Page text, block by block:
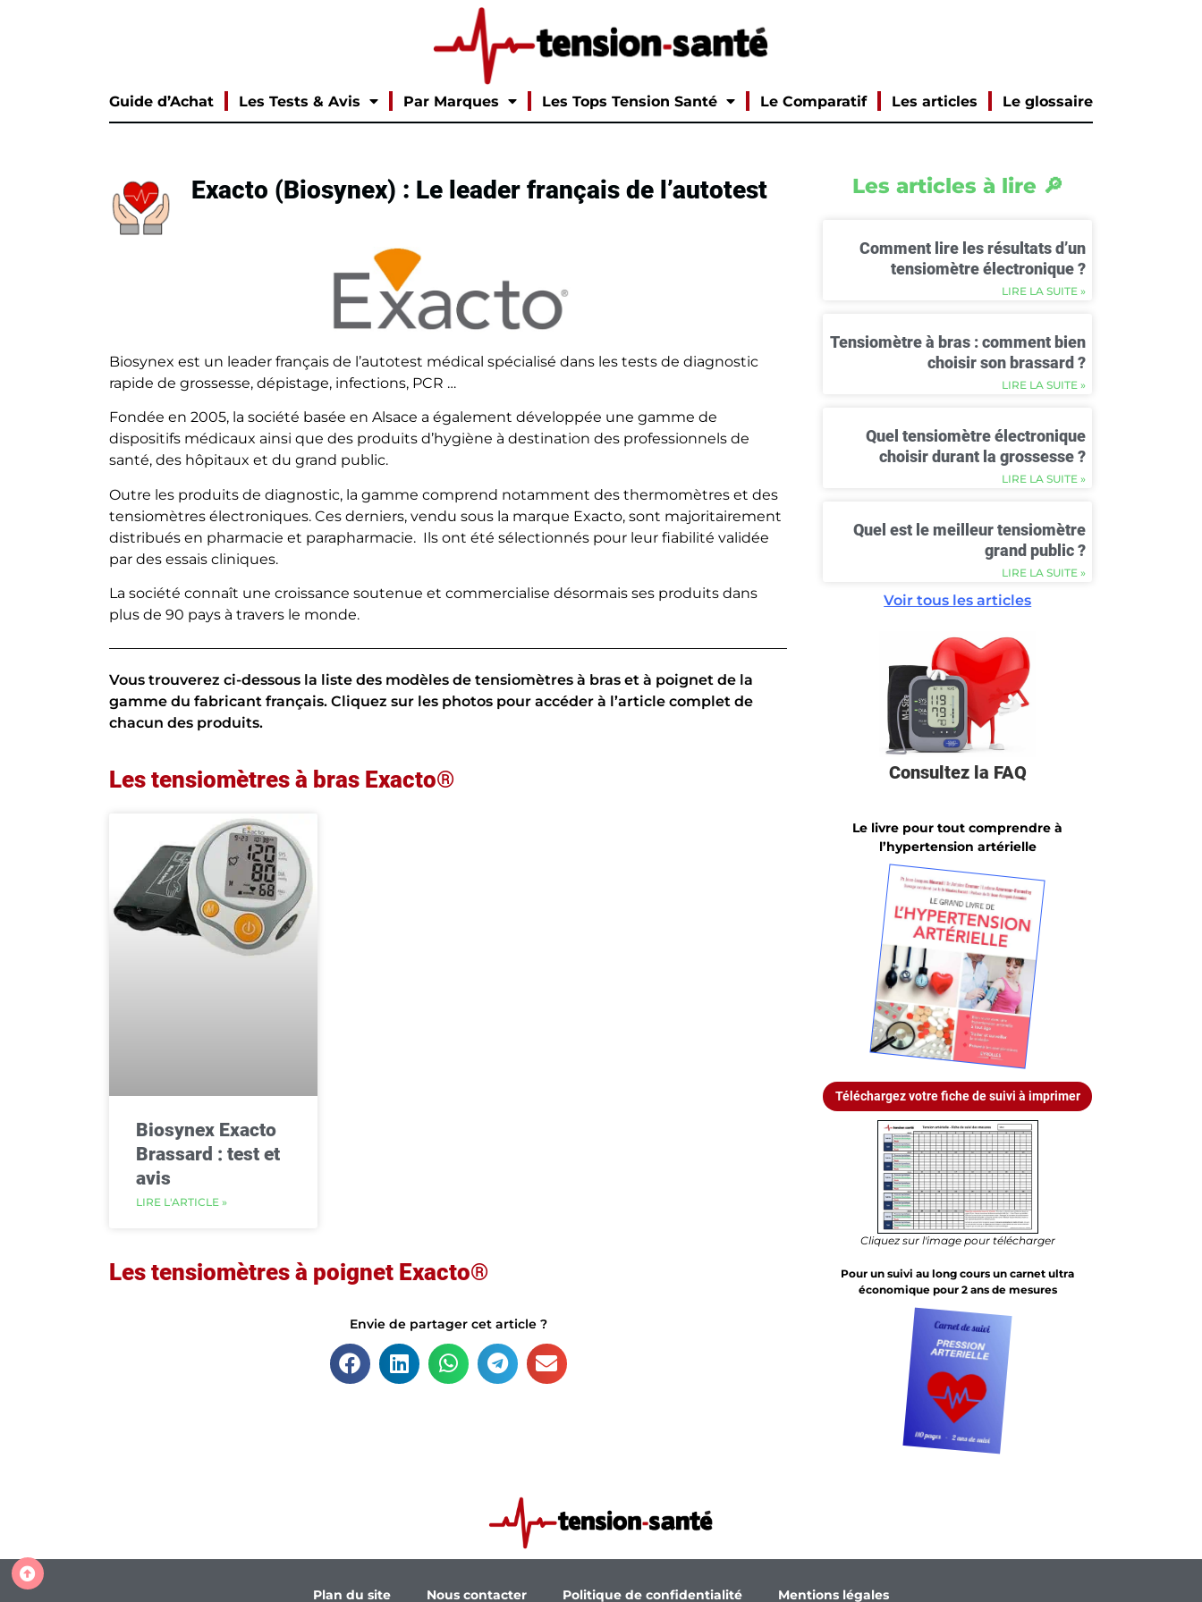
Guide d’Achat Les Tests & Avis Par Marques Les Tops Tension Santé Le Comparatif Les articles Le glossaire
Exacto (Biosynex) : Le leader français de l’autotest
Biosynex est un leader français de l’autotest médical spécialisé dans les tests de diagnostic
rapide de grossesse, dépistage, infections, PCR …
Fondée en 2005, la société basée en Alsace a également développée une gamme de
dispositifs médicaux ainsi que des produits d’hygiène à destination des professionnels de
santé, des hôpitaux et du grand public.
Outre les produits de diagnostic, la gamme comprend notamment des thermomètres et des
tensiomètres électroniques. Ces derniers, vendu sous la marque Exacto, sont majoritairement
distribués en pharmacie et parapharmacie. Ils ont été sélectionnés pour leur fiabilité validée
par des essais cliniques.
La société connaît une croissance soutenue et commercialise désormais ses produits dans
plus de 90 pays à travers le monde.
Vous trouverez ci-dessous la liste des modèles de tensiomètres à bras et à poignet de la
gamme du fabricant français. Cliquez sur les photos pour accéder à l’article complet de
chacun des produits.
Les tensiomètres à bras Exacto®
Biosynex Exacto
Brassard : test et
avis
LIRE L'ARTICLE »
Les tensiomètres à poignet Exacto®
Envie de partager cet article ?
Les articles à lire 🔎
Comment lire les résultats d’un
tensiomètre électronique ?
LIRE LA SUITE »
Tensiomètre à bras : comment bien
choisir son brassard ?
LIRE LA SUITE »
Quel tensiomètre électronique
choisir durant la grossesse ?
LIRE LA SUITE »
Quel est le meilleur tensiomètre
grand public ?
LIRE LA SUITE »
Voir tous les articles
Consultez la FAQ
Le livre pour tout comprendre à
l’hypertension artérielle
Téléchargez votre fiche de suivi à imprimer
Cliquez sur l'image pour télécharger
Pour un suivi au long cours un carnet ultra
économique pour 2 ans de mesures
Plan du site Nous contacter Politique de confidentialité Mentions légales